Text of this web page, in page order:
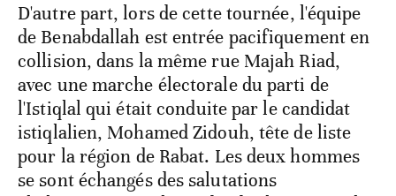
D'autre part, lors de cette tournée, l'équipe
de Benabdallah est entrée pacifiquement en
collision, dans la même rue Majah Riad,
avec une marche électorale du parti de
l'Istiqlal qui était conduite par le candidat
istiqlalien, Mohamed Zidouh, tête de liste
pour la région de Rabat. Les deux hommes
se sont échangés des salutations